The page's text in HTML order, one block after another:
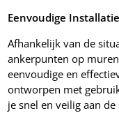
Eenvoudige
Afhankelijk van de
ankerpunten op
eenvoudige en
ontworpen met
je snel en veilig aan de